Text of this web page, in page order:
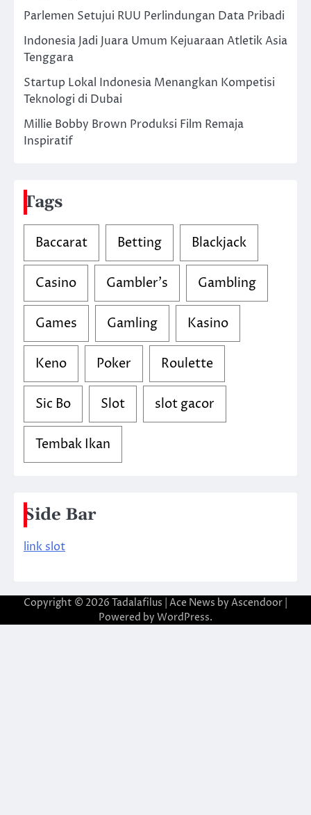
Parlemen Setujui RUU Perlindungan Data Pribadi
Indonesia Jadi Juara Umum Kejuaraan Atletik Asia
Tenggara
Startup Lokal Indonesia Menangkan Kompetisi
Teknologi di Dubai
Millie Bobby Brown Produksi Film Remaja
Inspiratif
Tags
Baccarat Betting Blackjack
Casino Gambler's Gambling
Games Gamling Kasino
Keno Poker Roulette
Sic Bo Slot slot gacor
Tembak Ikan
Side Bar
link slot
Copyright © 2026 Tadalafilus | Ace News by Ascendoor
Powered by WordPress.